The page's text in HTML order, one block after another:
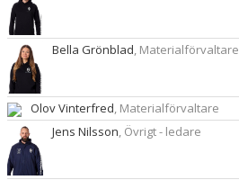
Bella Grönblad, Materialförvaltare
Olov Vinterfred, Materialförvaltare
Jens Nilsson, Övrigt - ledare